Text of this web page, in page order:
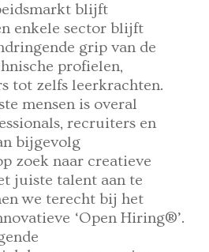
blijft
enkele sector blijft
grip van de
profielen,
tot zelfs leerkrachten.
mensen is overal
recruiters en
bijgevolg
zoek naar creatieve
juiste talent aan te
we terecht bij het
‘Open Hiring®’.